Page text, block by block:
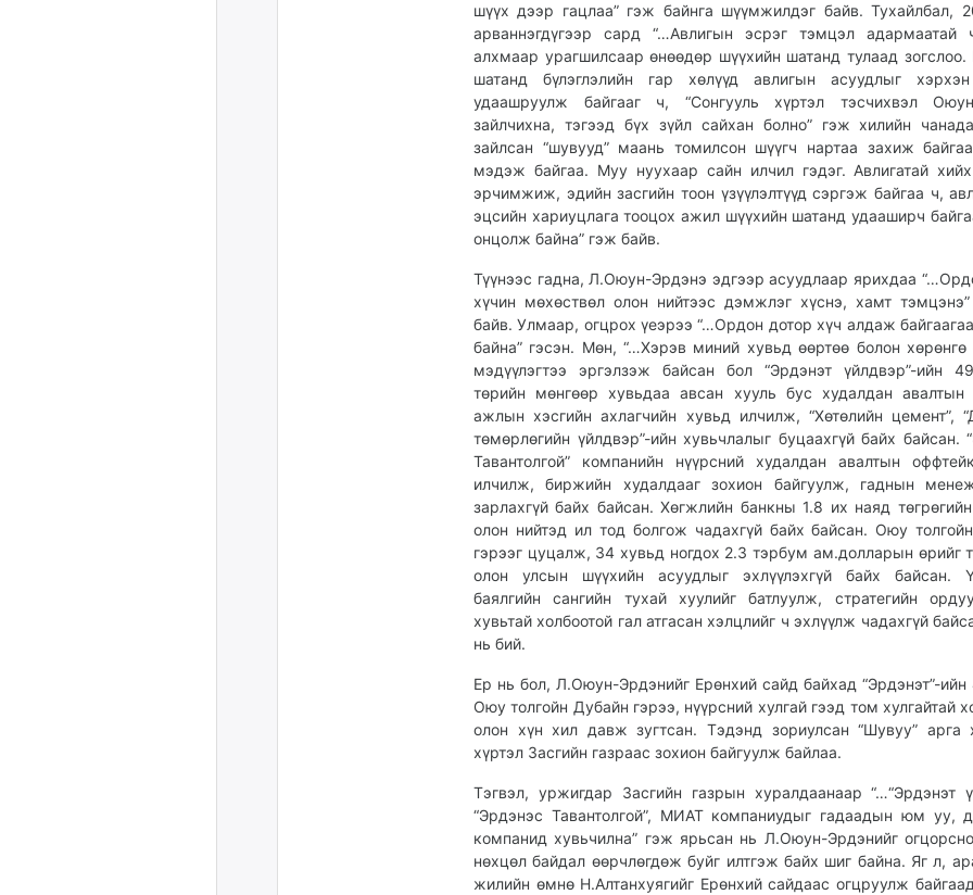
шүүх дээр гацлаа” гэж байнга шүүмжилдэг байв. Тухайлбал,
арваннэгдүгээр сард “…Авлигын эсрэг тэмцэл адармаатай
алхмаар урагшилсаар өнөөдөр шүүхийн шатанд тулаад зогслоо.
шатанд бүлэглэлийн гар хөлүүд авлигын асуудлыг
удаашруулж байгааг ч, “Сонгууль хүртэл тэсчихвэл
зайлчихна, тэгээд бүх зүйл сайхан болно” гэж хилийн
зайлсан “шувууд” маань томилсон шүүгч нартаа захиж
мэдэж байгаа. Муу нуухаар сайн илчил гэдэг. Авлигатай
эрчимжиж, эдийн засгийн тоон үзүүлэлтүүд сэргэж байгаа ч,
эцсийн хариуцлага тооцох ажил шүүхийн шатанд удааширч
онцолж байна” гэж байв.
Түүнээс гадна, Л.Оюун-Эрдэнэ эдгээр асуудлаар ярихдаа
хүчин мөхөствөл олон нийтээс дэмжлэг хүснэ, хамт
байв. Улмаар, огцрох үеэрээ “…Ордон дотор хүч алдаж
байна” гэсэн. Мөн, “…Хэрэв миний хувьд өөртөө болон хөрөнгө
мэдүүлэгтээ эргэлзэж байсан бол “Эрдэнэт үйлдвэр”-ийн
төрийн мөнгөөр хувьдаа авсан хууль бус худалдан авалтын
ажлын хэсгийн ахлагчийн хувьд илчилж, “Хөтөлийн цемент”,
төмөрлөгийн үйлдвэр”-ийн хувьчлалыг буцаахгүй байх байсан.
Тавантолгой” компанийн нүүрсний худалдан авалтын
илчилж, биржийн худалдааг зохион байгуулж, гаднын
зарлахгүй байх байсан. Хөгжлийн банкны 1.8 их наяд төгрөгийн
олон нийтэд ил тод болгож чадахгүй байх байсан. Оюу
гэрээг цуцалж, 34 хувьд ногдох 2.3 тэрбум ам.долларын өрийг
олон улсын шүүхийн асуудлыг эхлүүлэхгүй байх байсан.
баялгийн сангийн тухай хуулийг батлуулж, стратегийн
хувьтай холбоотой гал атгасан хэлцлийг ч эхлүүлж чадахгүй
нь бий.
Ер нь бол, Л.Оюун-Эрдэнийг Ерөнхий сайд байхад “Эрдэнэт”-ийн
Оюу толгойн Дубайн гэрээ, нүүрсний хулгай гээд том хулгайтай
олон хүн хил давж зугтсан. Тэдэнд зориулсан “Шувуу” арга
хүртэл Засгийн газраас зохион байгуулж байлаа.
Тэгвэл, уржигдар Засгийн газрын хуралдаанаар “…“Эрдэнэт
“Эрдэнэс Тавантолгой”, МИАТ компаниудыг гадаадын юм уу,
компанид хувьчилна” гэж ярьсан нь Л.Оюун-Эрдэнийг
нөхцөл байдал өөрчлөгдөж буйг илтгэж байх шиг байна. Яг л,
жилийн өмнө Н.Алтанхуягийг Ерөнхий сайдаас огцруулж